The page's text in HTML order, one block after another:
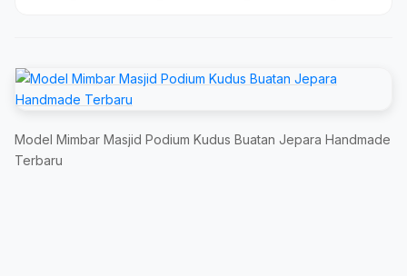
Model Mimbar Masjid Podium Kudus Buatan Jepara Handmade
Terbaru